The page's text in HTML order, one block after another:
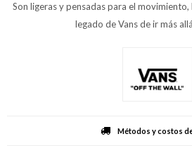
Son ligeras y pensadas para el
legado de Vans de ir más
Métodos y costos